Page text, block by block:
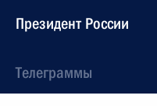
Президент России
Телеграммы